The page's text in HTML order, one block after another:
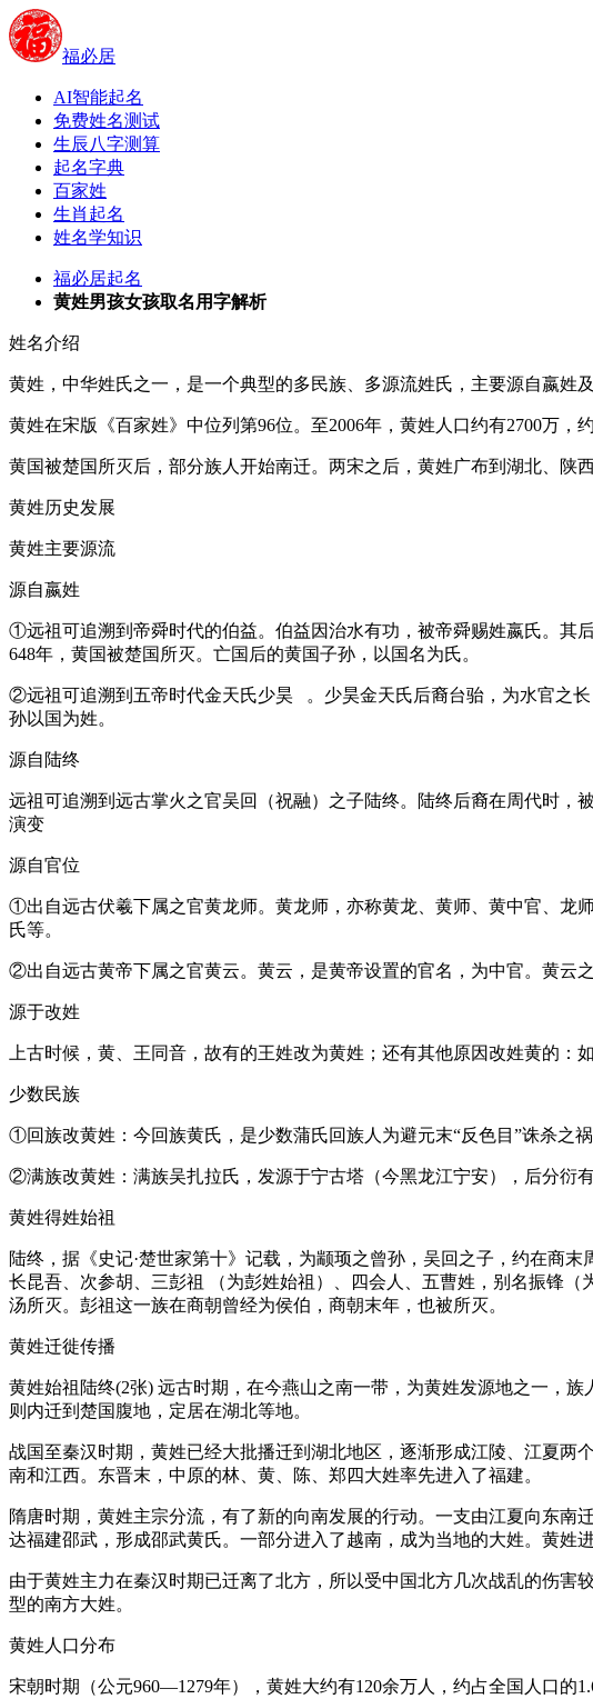
福必居
AI智能起名
免费姓名测试
生辰八字测算
起名字典
百家姓
生肖起名
姓名学知识
福必居起名
黄姓男孩女孩取名用字解析
姓名介绍
黄姓，中华姓氏之一，是一个典型的多民族、多源流姓氏，主要源自嬴姓
黄姓在宋版《百家姓》中位列第96位。至2006年，黄姓人口约有2700万
黄国被楚国所灭后，部分族人开始南迁。两宋之后，黄姓广布到湖北、陕
黄姓历史发展
黄姓主要源流
源自嬴姓
①远祖可追溯到帝舜时代的伯益。伯益因治水有功，被帝舜赐姓嬴氏。其
648年，黄国被楚国所灭。亡国后的黄国子孙，以国名为氏。
②远祖可追溯到五帝时代金天氏少昊 。少昊金天氏后裔台骀，为水官之
孙以国为姓。
源自陆终
远祖可追溯到远古掌火之官吴回（祝融）之子陆终。陆终后裔在周代时
演变
源自官位
①出自远古伏羲下属之官黄龙师。黄龙师，亦称黄龙、黄师、黄中官、龙
氏等。
②出自远古黄帝下属之官黄云。黄云，是黄帝设置的官名，为中官。黄云
源于改姓
上古时候，黄、王同音，故有的王姓改为黄姓；还有其他原因改姓黄的：
少数民族
①回族改黄姓：今回族黄氏，是少数蒲氏回族人为避元末“反色目”诛杀之祸
②满族改黄姓：满族吴扎拉氏，发源于宁古塔（今黑龙江宁安），后分衍
黄姓得姓始祖
陆终，据《史记·楚世家第十》记载，为颛顼之曾孙，吴回之子，约在商
长昆吾、次参胡、三彭祖 （为彭姓始祖）、四会人、五曹姓，别名振锋
汤所灭。彭祖这一族在商朝曾经为侯伯，商朝末年，也被所灭。
黄姓迁徙传播
黄姓始祖陆终(2张) 远古时期，在今燕山之南一带，为黄姓发源地之一，
则内迁到楚国腹地，定居在湖北等地。
战国至秦汉时期，黄姓已经大批播迁到湖北地区，逐渐形成江陵、江夏两
南和江西。东晋末，中原的林、黄、陈、郑四大姓率先进入了福建。
隋唐时期，黄姓主宗分流，有了新的向南发展的行动。一支由江夏向东
达福建邵武，形成邵武黄氏。一部分进入了越南，成为当地的大姓。黄姓
由于黄姓主力在秦汉时期已迁离了北方，所以受中国北方几次战乱的伤
型的南方大姓。
黄姓人口分布
宋朝时期（公元960—1279年），黄姓大约有120余万人，约占全国人口的